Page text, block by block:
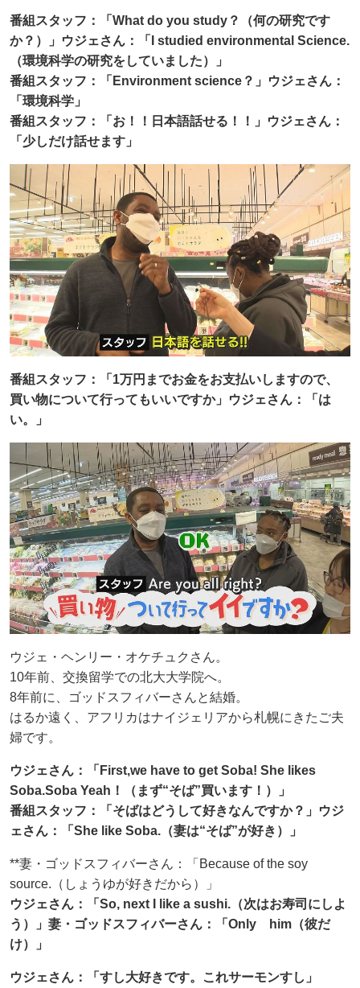
番組スタッフ：「What do you study？（何の研究です
か？）」ウジェさん：「I studied environmental Science.
（環境科学の研究をしていました）」
番組スタッフ：「Environment science？」ウジェさん：
「環境科学」
番組スタッフ：「お！！日本語話せる！！」ウジェさん：
「少しだけ話せます」
番組スタッフ：「1万円までお金をお支払いしますので、
買い物について行ってもいいですか」ウジェさん：「は
い。」
ウジェ・ヘンリー・オケチュクさん。
10年前、交換留学での北大大学院へ。
8年前に、ゴッドスフィバーさんと結婚。
はるか遠く、アフリカはナイジェリアから札幌にきたご夫
婦です。
ウジェさん：「First,we have to get Soba! She likes
Soba.Soba Yeah！（まず“そば”買います！）」
番組スタッフ：「そばはどうして好きなんですか？」ウジ
ェさん：「She like Soba.（妻は“そば”が好き）」
**妻・ゴッドスフィバーさん：「Because of the soy
source.（しょうゆが好きだから）」
ウジェさん：「So, next I like a sushi.（次はお寿司にしよ
う）」妻・ゴッドスフィバーさん：「Only him（彼だ
け）」
ウジェさん：「すし大好きです。これサーモンすし」